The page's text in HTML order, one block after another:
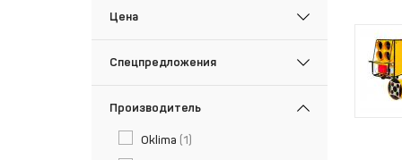
Цена
Спецпредложения
Производитель
Oklima (1)